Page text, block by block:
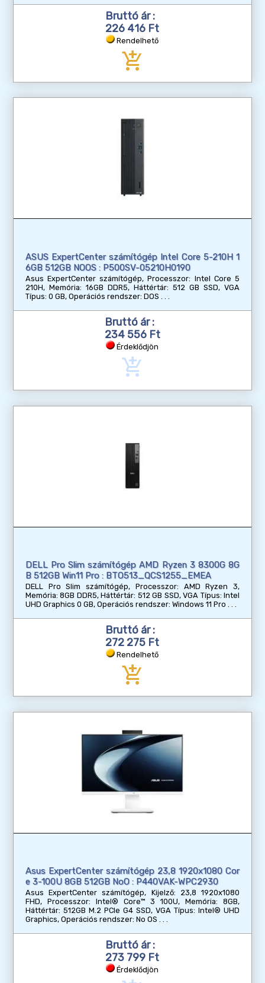
Bruttó ár :
226 416 Ft
Rendelhető
add_shopping_cart
ASUS ExpertCenter számítógép Intel Core 5-210H 1
6GB 512GB NOOS : P500SV-05210H0190
Asus ExpertCenter számítógép, Processzor: Intel Core 5
210H, Memória: 16GB DDR5, Háttértár: 512 GB SSD, VGA
Típus: 0 GB, Operációs rendszer: DOS
Bruttó ár :
234 556 Ft
Érdeklődjön
add_shopping_cart
DELL Pro Slim számítógép AMD Ryzen 3 8300G 8G
B 512GB Win11 Pro : BTO513_QCS1255_EMEA
DELL Pro Slim számítógép, Processzor: AMD Ryzen 3,
Memória: 8GB DDR5, Háttértár: 512 GB SSD, VGA Típus: Intel
UHD Graphics 0 GB, Operációs rendszer: Windows 11 Pro
Bruttó ár :
272 275 Ft
Rendelhető
add_shopping_cart
Asus ExpertCenter számítógép 23,8 1920x1080 Cor
e 3-100U 8GB 512GB NoO : P440VAK-WPC2930
Asus ExpertCenter számítógép, Kijelző: 23,8 1920x1080
FHD, Processzor: Intel® Core™ 3 100U, Memória: 8GB,
Háttértár: 512GB M.2 PCIe G4 SSD, VGA Típus: Intel® UHD
Graphics, Operációs rendszer: No OS
Bruttó ár :
273 799 Ft
Érdeklődjön